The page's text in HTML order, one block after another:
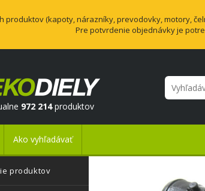
produktov (kapoty, nárazníky, prevodovky, motory,
Pre potvrdenie objednávky je
972 214produktov
Ako vyhľadávať
produktov